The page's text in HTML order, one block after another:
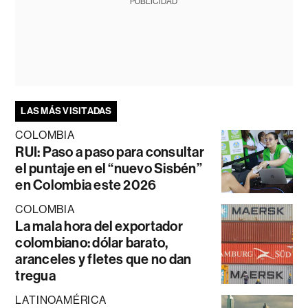
LAS MÁS VISITADAS
COLOMBIA
RUI: Paso a paso para consultar
el puntaje en el “nuevo Sisbén”
en Colombia este 2026
COLOMBIA
La mala hora del exportador
colombiano: dólar barato,
aranceles y fletes que no dan
tregua
LATINOAMÉRICA